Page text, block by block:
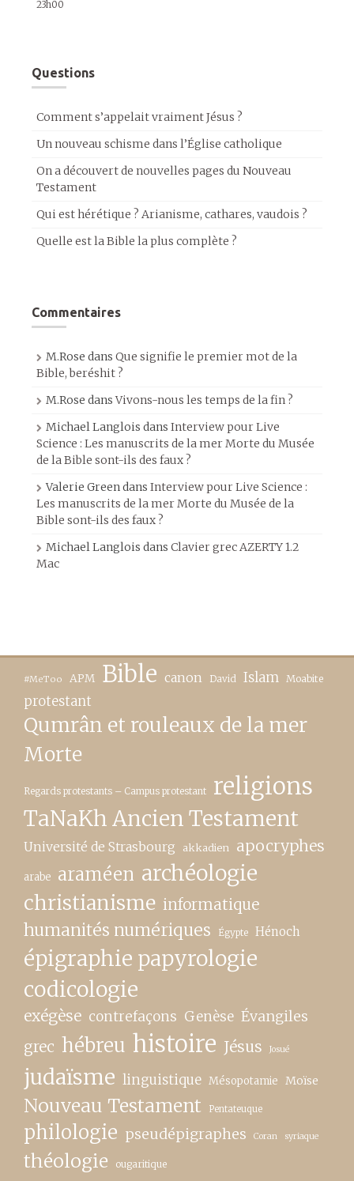
23h00
Questions
Comment s’appelait vraiment Jésus ?
Un nouveau schisme dans l’Église catholique
On a découvert de nouvelles pages du Nouveau
Testament
Qui est hérétique ? Arianisme, cathares, vaudois ?
Quelle est la Bible la plus complète ?
Commentaires
M.Rose dans Que signifie le premier mot de la
Bible, beréshit ?
M.Rose dansVivons-nous les temps de la fin ?
Michael Langlois dans Interview pour Live
Science : Les manuscrits de la mer Morte du Musée
de la Bible sont-ils des faux ?
Valerie Greendans Interview pour Live Science :
Les manuscrits de la mer Morte du Musée de la
Bible sont-ils des faux ?
Michael Langlois dans Clavier grec AZERTY 1.2
Mac
#MeToo APM Bible canon David Islam Moabite
protestant
Qumrân et rouleaux de la mer
Morte
Regards protestants – Campus protestant religions
TaNaKh Ancien Testament
Université de Strasbourg akkadien apocryphes
arabe araméen archéologie
christianisme informatique
humanités numériques Égypte Hénoch
épigraphie papyrologie
codicologie
exégèse contrefaçons Genèse Évangiles
grec hébreu histoire Jésus Josué
judaïsme linguistique Mésopotamie Moïse
Nouveau Testament Pentateuque
philologie pseudépigraphes Coran syriaque
théologie ougaritique